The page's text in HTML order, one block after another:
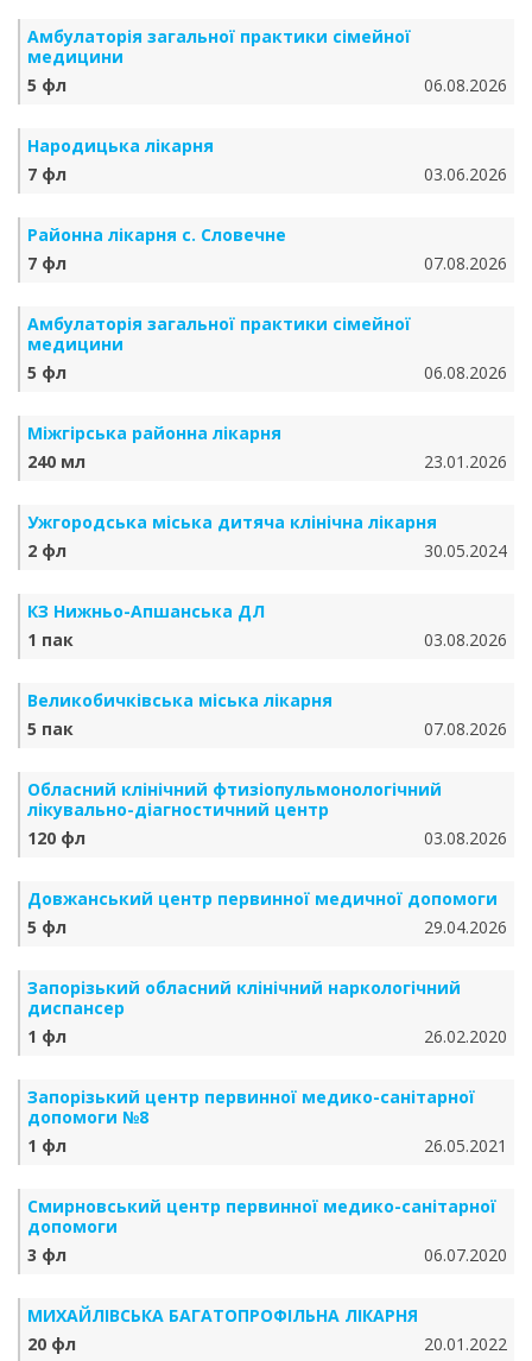
Амбулаторія загальної практики сімейної
медицини
5 фл
06.08.2026
Народицька лікарня
7 фл
03.06.2026
Районна лікарня с. Словечне
7 фл
07.08.2026
Амбулаторія загальної практики сімейної
медицини
5 фл
06.08.2026
Міжгірська районна лікарня
240 мл
23.01.2026
Ужгородська міська дитяча клінічна лікарня
2 фл
30.05.2024
КЗ Нижньо-Апшанська ДЛ
1 пак
03.08.2026
Великобичківська міська лікарня
5 пак
07.08.2026
Обласний клінічний фтизіопульмонологічний
лікувально-діагностичний центр
120 фл
03.08.2026
Довжанський центр первинної медичної допомоги
5 фл
29.04.2026
Запорізький обласний клінічний наркологічний
диспансер
1 фл
26.02.2020
Запорізький центр первинної медико-санітарної
допомоги №8
1 фл
26.05.2021
Смирновський центр первинної медико-санітарної
допомоги
3 фл
06.07.2020
МИХАЙЛІВСЬКА БАГАТОПРОФІЛЬНА ЛІКАРНЯ
20 фл
20.01.2022